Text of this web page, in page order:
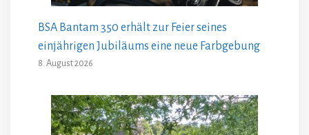
BSA Bantam 350 erhält zur Feier seines
einjährigen Jubiläums eine neue Farbgebung
8. August 2026